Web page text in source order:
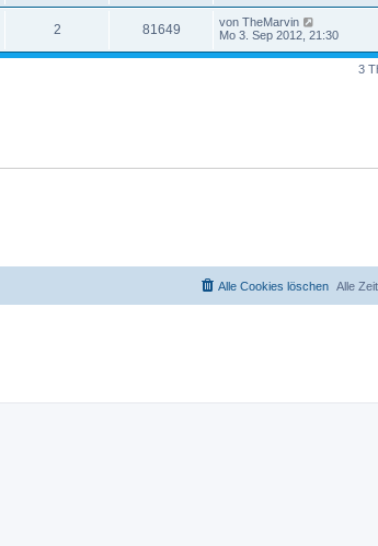
2 81649 von TheMarvin
Mo 3. Sep 2012, 21:30
3
Alle
Alle Cookies löschen